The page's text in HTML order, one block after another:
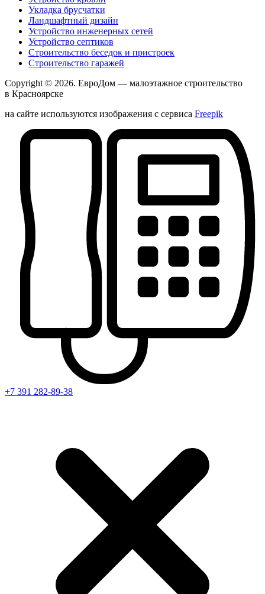
Укладка брусчатки
Ландшафтный дизайн
Устройство инженерных сетей
Устройство септиков
Строительство беседок и пристроек
Строительство гаражей
Copyright © 2026. ЕвроДом — малоэтажное строительство
в Красноярске
на сайте используются изображения с сервиса Freepik
+7 391 282-89-38